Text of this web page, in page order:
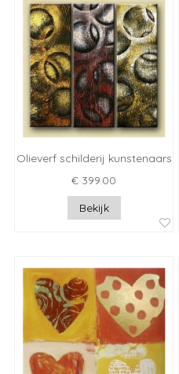
Olieverf schilderij kunstenaars
€ 399.00
Bekijk